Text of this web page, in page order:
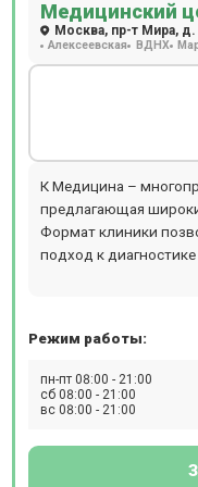
вакцинация для
вызов на дом врача
следующими
офтальмологи,
Семейная на
пройти
специальности,
лечения. Врачи
анамнез, возраст,
другие факторы,
Измайловской,
получит помощь
Медицинский
Москва, пр-т Мира, д.
Алексеевская ВДНХ
К Медицина –
предлагающая
Формат клиники
подход к диагностике и
направлениям
неврологии и другие.
Режим работы:
пн-пт 08:00 - 21:00
сб 08:00 - 21:00
вс 08:00 - 21:00